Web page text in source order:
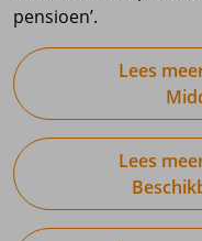
pensioen’.
Lees
Lees